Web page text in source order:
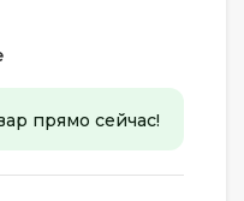
прямо сейчас!